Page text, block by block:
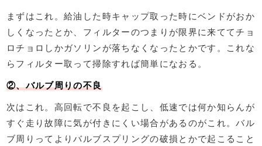
まずはこれ。給油した時キャップ取った時にベンドがおか
しくなったとか、フィルターのつまりが限界に来ててチョ
ロチョロしかガソリンが落ちなくなったとかです。これな
らフィルター取って掃除すれば簡単になおる。
②、バルブ周りの不良
次はこれ。高回転で不良を起こし、低速では何か知らんが
すぐ走り故障に気が付きにくい場合があるのがこれ。バル
ブ周りってよりバルブスプリングの破損とかで起こること